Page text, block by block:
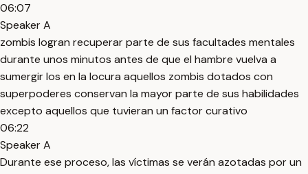
06:07
Speaker A
zombis logran recuperar parte de sus facultades mentales
durante unos minutos antes de que el hambre vuelva a
sumergir los en la locura aquellos zombis dotados con
superpoderes conservan la mayor parte de sus habilidades
excepto aquellos que tuvieran un factor curativo
06:22
Speaker A
Durante ese proceso, las víctimas se verán azotadas por un